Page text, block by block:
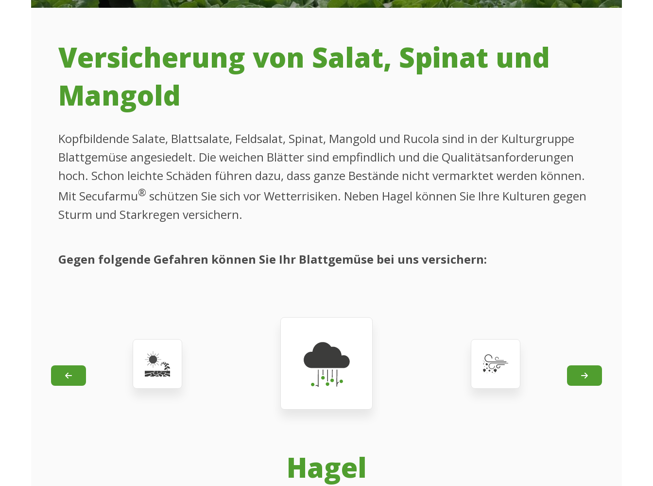
Versicherung von Salat, Spinat und
Mangold
Kopfbildende Salate, Blattsalate, Feldsalat, Spinat, Mangold und Rucola sind in der Kulturgruppe
Blattgemüse angesiedelt. Die weichen Blätter sind empfindlich und die Qualitätsanforderungen
hoch. Schon leichte Schäden führen dazu, dass ganze Bestände nicht vermarktet werden können.
Mit Secufarmu® schützen Sie sich vor Wetterrisiken. Neben Hagel können Sie Ihre Kulturen gegen
Sturm und Starkregen versichern.
Gegen folgende Gefahren können Sie Ihr Blattgemüse bei uns versichern:
Hagel